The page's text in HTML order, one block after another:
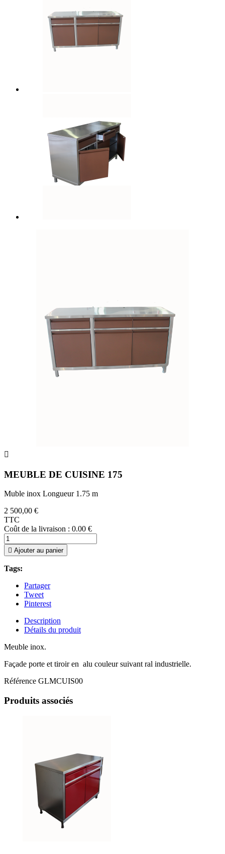

MEUBLE DE CUISINE 175
Muble inox Longueur 1.75 m
2 500,00 €
TTC
Coût de la livraison : 0.00 €
 Ajouter au panier
Tags:
Partager
Tweet
Pinterest
Description
Détails du produit
Meuble inox.
Façade porte et tiroir en alu couleur suivant ral industrielle.
Référence GLMCUIS00
Produits associés